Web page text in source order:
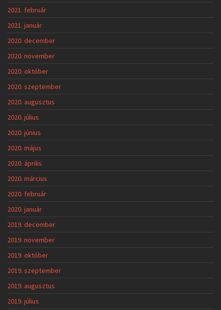
2021. február
2021. január
2020. december
2020. november
2020. október
2020. szeptember
2020. augusztus
2020. július
2020. június
2020. május
2020. április
2020. március
2020. február
2020. január
2019. december
2019. november
2019. október
2019. szeptember
2019. augusztus
2019. július